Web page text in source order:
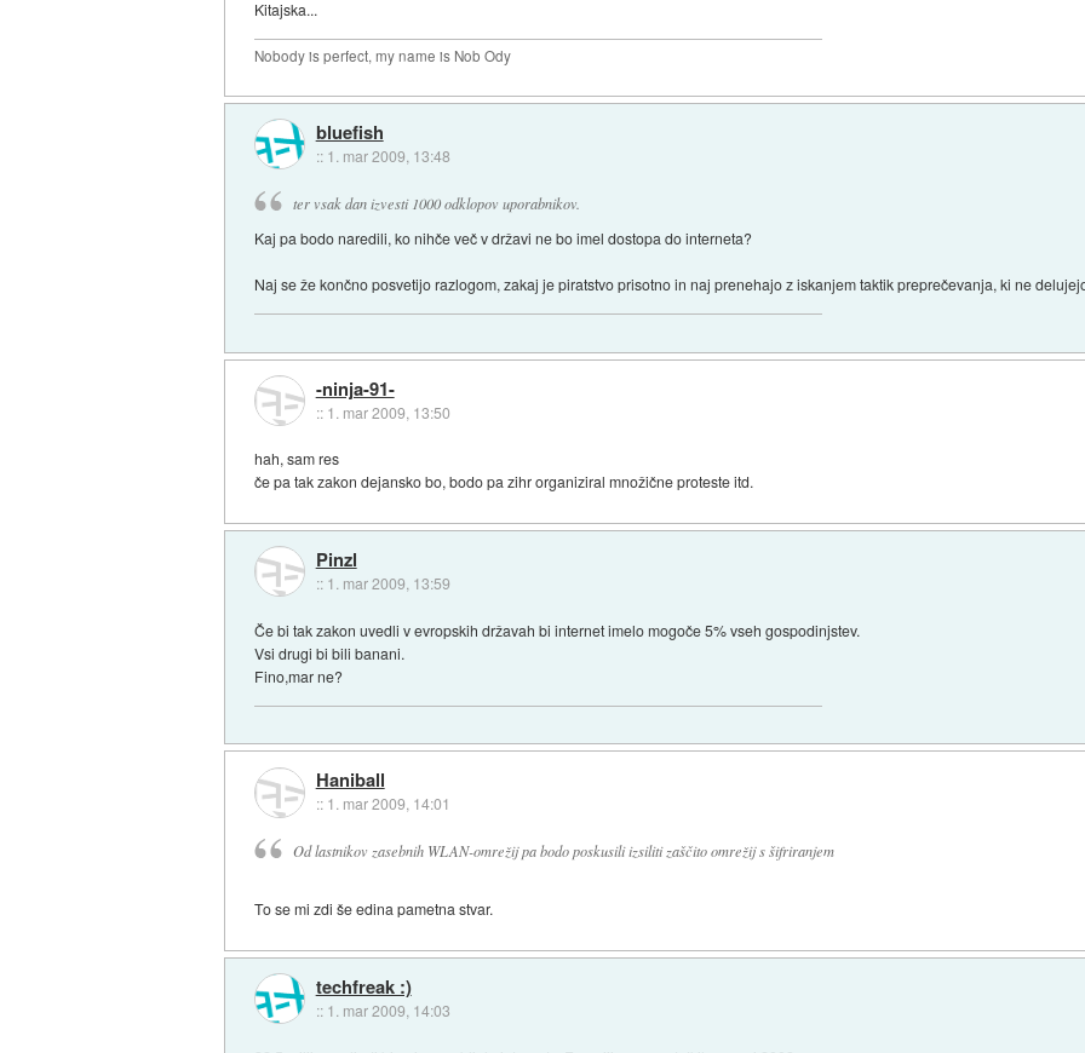
Kitajska...
Nobody is perfect, my name is Nob Ody
bluefish
:: 1. mar 2009, 13:48
ter vsak dan izvesti 1000 odklopov uporabnikov.
Kaj pa bodo naredili, ko nihče več v državi ne bo imel dostopa do interneta?
Naj se že končno posvetijo razlogom, zakaj je piratstvo prisotno in naj prenehajo z iskanjem taktik preprečevanja, ki ne
-ninja-91-
:: 1. mar 2009, 13:50
hah, sam res
če pa tak zakon dejansko bo, bodo pa zihr organiziral množične proteste itd.
Pinzl
:: 1. mar 2009, 13:59
Če bi tak zakon uvedli v evropskih državah bi internet imelo mogoče 5% vseh gospodinjstev.
Vsi drugi bi bili banani.
Fino,mar ne?
Haniball
:: 1. mar 2009, 14:01
Od lastnikov zasebnih WLAN-omrežij pa bodo poskusili izsiliti zaščito omrežij s šifriranjem
To se mi zdi še edina pametna stvar.
techfreak :)
:: 1. mar 2009, 14:03